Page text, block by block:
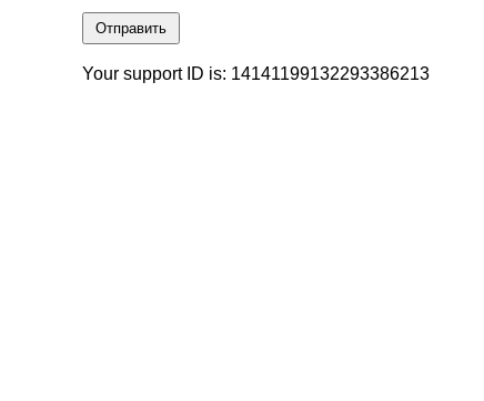
Отправить
Your support ID is: 14141199132293386213